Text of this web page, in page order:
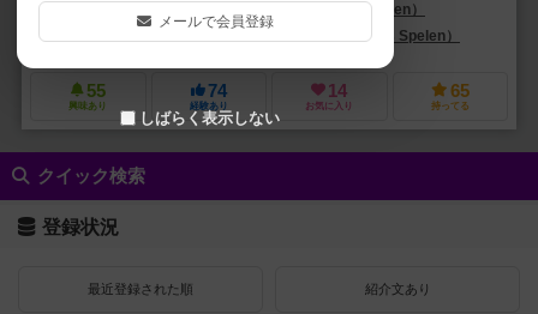
ジャン・ヴァン・ハスターレン（Jan van Haasteren）
ホマス・シュピール（Homas Spelen）
55
興味あり
74
経験あり
14
お気に入り
65
持ってる
クイック検索
登録状況
最近登録された順 紹介文あり
メールで会員登録
しばらく表示しない